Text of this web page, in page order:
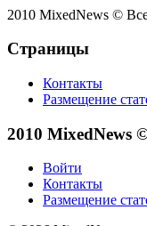
2010 MixedNews ©
Страницы
Контакты
Размещение
2010 MixedNews
Войти
Контакты
Размещение